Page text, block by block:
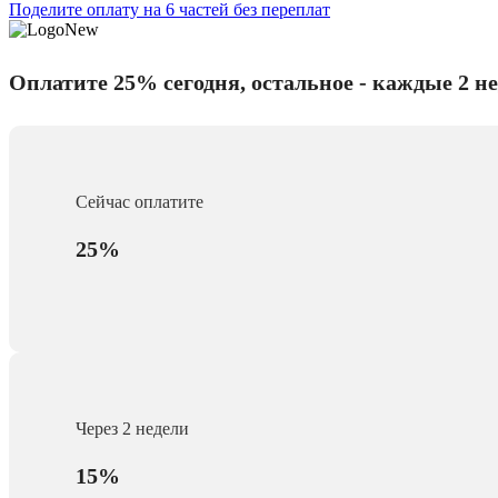
Поделите оплату на 6 частей без переплат
Оплатите 25% сегодня, остальное - каждые 2
Сейчас оплатите
25%
Через 2 недели
15%